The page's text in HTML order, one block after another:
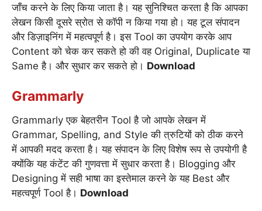
जाँच करने के लिए किया जाता है। यह सुनिश्चित करता है कि आपका
लेखन किसी दूसरे स्रोत से कॉपी न किया गया हो। यह टूल संपादन
और डिज़ाइनिंग में महत्वपूर्ण है। इस Tool का उपयोग करके आप
Content को चेक कर सकते हो की वह Original, Duplicate या
Same है। और सुधार कर सकते हो। Download
Grammarly
Grammarly एक बेहतरीन Tool है जो आपके लेखन में
Grammar, Spelling, and Style की त्रुटियों को ठीक करने
में आपकी मदद करता है। यह संपादन के लिए विशेष रूप से उपयोगी है
क्योंकि यह कंटेंट की गुणवत्ता में सुधार करता है। Blogging और
Designing में सही भाषा का इस्तेमाल करने के यह Best और
महत्वपूर्ण Tool है। Download